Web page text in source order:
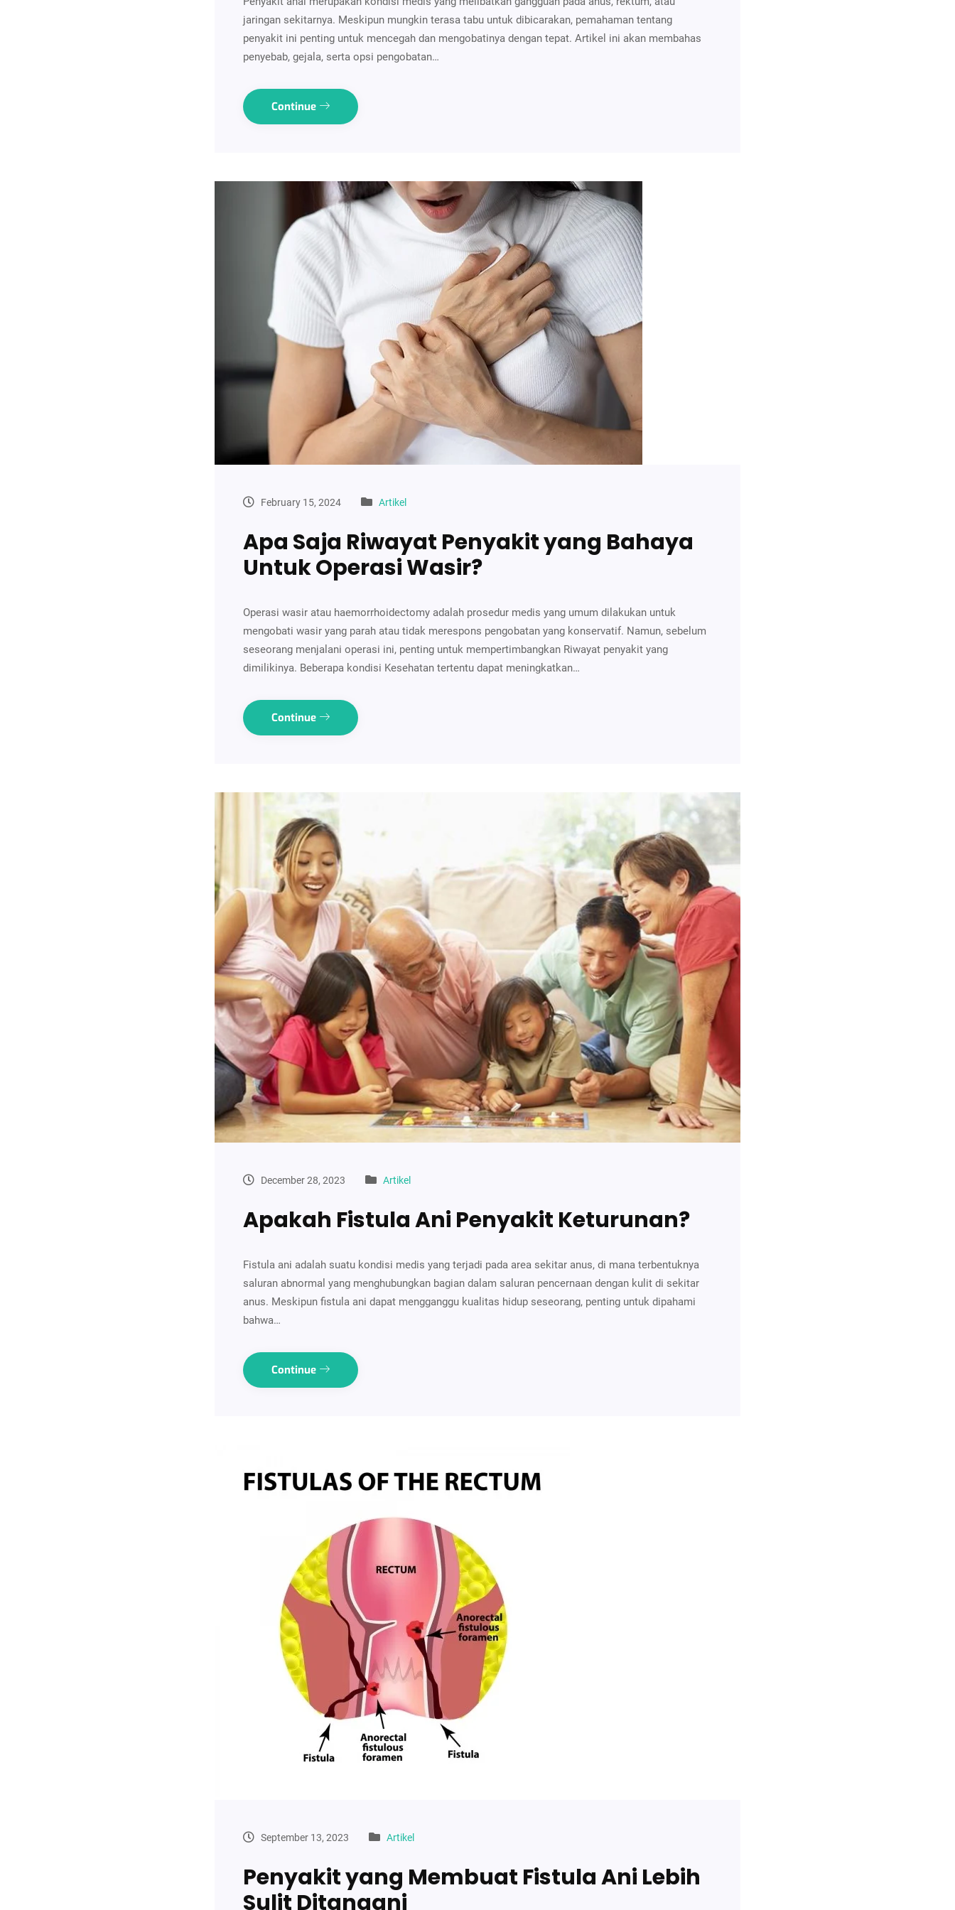
jaringan sekitarnya. Meskipun mungkin terasa tabu untuk dibicarakan, pemahaman tentang
penyakit ini penting untuk mencegah dan mengobatinya dengan tepat. Artikel ini akan membahas
penyebab, gejala, serta opsi pengobatan…
Continue
February 15, 2024 Artikel
Apa Saja Riwayat Penyakit yang Bahaya
Untuk Operasi Wasir?
Operasi wasir atau haemorrhoidectomy adalah prosedur medis yang umum dilakukan untuk
mengobati wasir yang parah atau tidak merespons pengobatan yang konservatif. Namun, sebelum
seseorang menjalani operasi ini, penting untuk mempertimbangkan Riwayat penyakit yang
dimilikinya. Beberapa kondisi Kesehatan tertentu dapat meningkatkan…
Continue
December 28, 2023 Artikel
Apakah Fistula Ani Penyakit Keturunan?
Fistula ani adalah suatu kondisi medis yang terjadi pada area sekitar anus, di mana terbentuknya
saluran abnormal yang menghubungkan bagian dalam saluran pencernaan dengan kulit di sekitar
anus. Meskipun fistula ani dapat mengganggu kualitas hidup seseorang, penting untuk dipahami
bahwa…
Continue
September 13, 2023 Artikel
Penyakit yang Membuat Fistula Ani Lebih
Sulit Ditangani